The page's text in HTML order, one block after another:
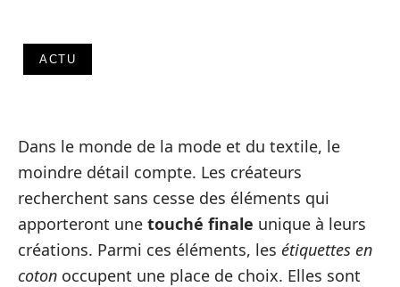
ACTU
Dans le monde de la mode et du textile, le
moindre détail compte. Les créateurs
recherchent sans cesse des éléments qui
apporteront une touché finale unique à leurs
créations. Parmi ces éléments, les étiquettes en
coton occupent une place de choix. Elles sont